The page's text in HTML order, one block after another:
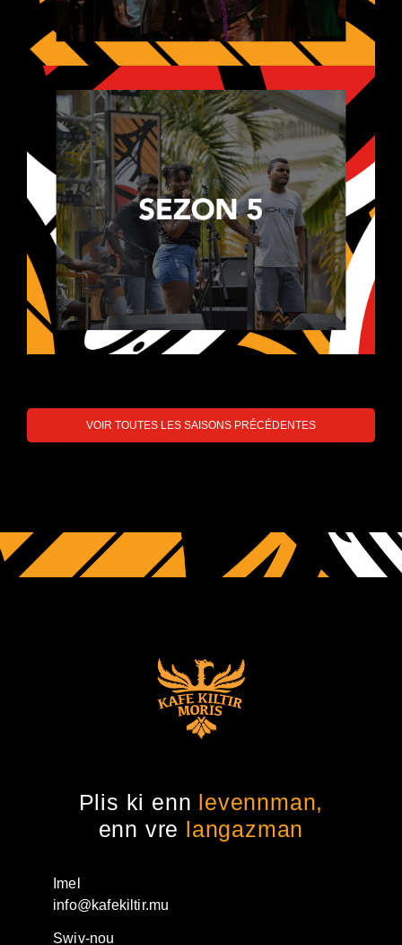
VOIR TOUTES LES SAISONS PRÉCÉDENTES
Plis ki enn levennman,
enn vre langazman
Imel
info@kafekiltir.mu
Swiv-nou